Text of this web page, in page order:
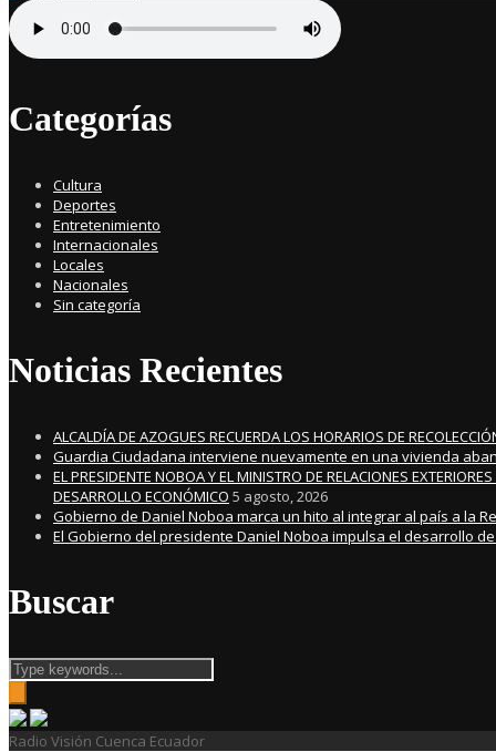
Categorías
Cultura
Deportes
Entretenimiento
Internacionales
Locales
Nacionales
Sin categoría
Noticias Recientes
ALCALDÍA DE AZOGUES RECUERDA LOS HORARIOS DE
Guardia Ciudadana interviene nuevamente en una vivienda
EL PRESIDENTE NOBOA Y EL MINISTRO DE RELACIONES
DESARROLLO ECONÓMICO 5 agosto, 2026
Gobierno de Daniel Noboa marca un hito al integrar al país a la
El Gobierno del presidente Daniel Noboa impulsa el desarrollo
Buscar
Radio Visión Cuenca Ecuador